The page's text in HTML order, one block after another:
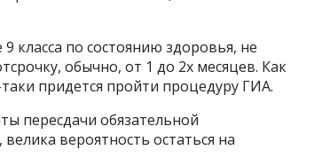
класса по состоянию здоровья, не
обычно, от 1 до 2х месяцев. Как
придется пройти процедуру ГИА.
пересдачи обязательной
вероятность остаться на